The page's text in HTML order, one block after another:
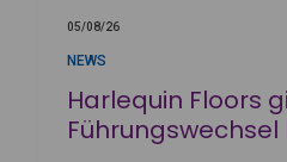
05/08/26
NEWS
Harlequin Floors